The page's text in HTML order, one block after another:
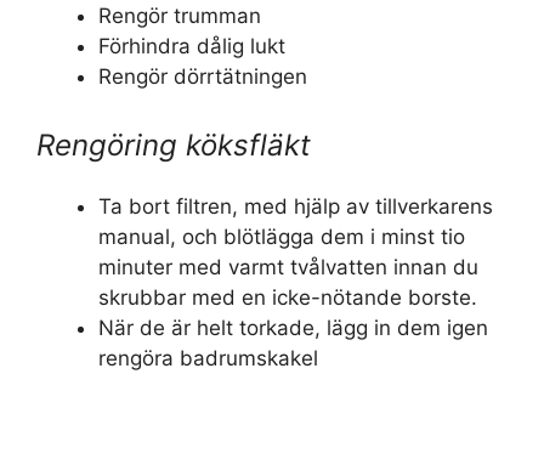
Rengör trumman
Förhindra dålig lukt
Rengör dörrtätningen
Rengöring köksfläkt
Ta bort filtren, med hjälp av tillverkarens
manual, och blötlägga dem i minst tio
minuter med varmt tvålvatten innan du
skrubbar med en icke-nötande borste.
När de är helt torkade, lägg in dem igen
rengöra badrumskakel